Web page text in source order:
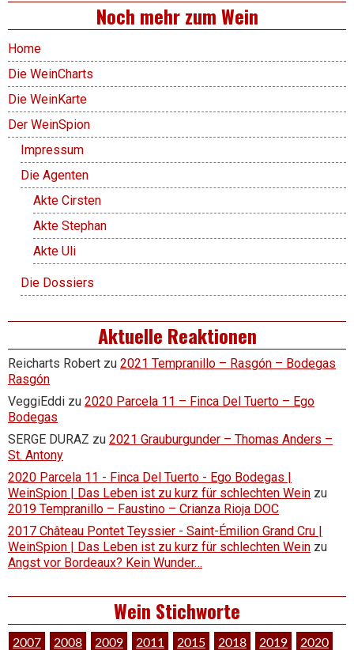
Noch mehr zum Wein
Home
Die WeinCharts
Die WeinKarte
Der WeinSpion
Impressum
Die Agenten
Akte Cirsten
Akte Stephan
Akte Uli
Die Dossiers
Aktuelle Reaktionen
Reicharts Robert zu 2021 Tempranillo – Rasgón – Bodegas
Rasgón
VeggiEddi zu 2020 Parcela 11 – Finca Del Tuerto – Ego
Bodegas
SERGE DURAZ zu 2021 Grauburgunder – Thomas Anders –
St. Antony
2020 Parcela 11 - Finca Del Tuerto - Ego Bodegas |
WeinSpion | Das Leben ist zu kurz für schlechten Wein zu
2019 Tempranillo – Faustino – Crianza Rioja DOC
2017 Château Pontet Teyssier - Saint-Émilion Grand Cru |
WeinSpion | Das Leben ist zu kurz für schlechten Wein zu
Angst vor Bordeaux? Kein Wunder…
Wein Stichworte
2007 2008 2009 2011 2015 2018 2019
2020